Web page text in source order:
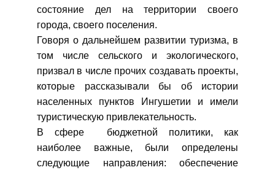
состояние дел на территории своего
города, своего поселения.
Говоря о дальнейшем развитии туризма, в
том числе сельского и экологического,
призвал в числе прочих создавать проекты,
которые рассказывали бы об истории
населенных пунктов Ингушетии и имели
туристическую привлекательность.
В сфере бюджетной политики, как
наиболее важные, были определены
следующие направления: обеспечение